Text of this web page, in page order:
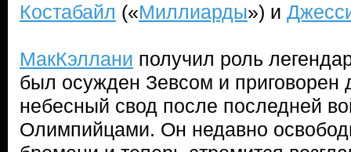
Костабайл («Миллиарды») и
МакКэллани получил роль
был осужден Зевсом и приговорен
небесный свод после последней
Олимпийцами. Он недавно